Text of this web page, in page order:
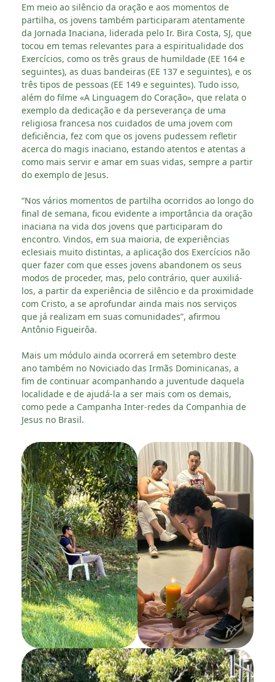
Em meio ao silêncio da oração e aos momentos de
partilha, os jovens também participaram atentamente
da Jornada Inaciana, liderada pelo Ir. Bira Costa, SJ, que
tocou em temas relevantes para a espiritualidade dos
Exercícios, como os três graus de humildade (EE 164 e
seguintes), as duas bandeiras (EE 137 e seguintes), e os
três tipos de pessoas (EE 149 e seguintes). Tudo isso,
além do filme «A Linguagem do Coração», que relata o
exemplo da dedicação e da perseverança de uma
religiosa francesa nos cuidados de uma jovem com
deficiência, fez com que os jovens pudessem refletir
acerca do magis inaciano, estando atentos e atentas a
como mais servir e amar em suas vidas, sempre a partir
do exemplo de Jesus.
“Nos vários momentos de partilha ocorridos ao longo do
final de semana, ficou evidente a importância da oração
inaciana na vida dos jovens que participaram do
encontro. Vindos, em sua maioria, de experiências
eclesiais muito distintas, a aplicação dos Exercícios não
quer fazer com que esses jovens abandonem os seus
modos de proceder, mas, pelo contrário, quer auxiliá-
los, a partir da experiência de silêncio e da proximidade
com Cristo, a se aprofundar ainda mais nos serviços
que já realizam em suas comunidades”, afirmou
Antônio Figueirôa.
Mais um módulo ainda ocorrerá em setembro deste
ano também no Noviciado das Irmãs Dominicanas, a
fim de continuar acompanhando a juventude daquela
localidade e de ajudá-la a ser mais com os demais,
como pede a Campanha Inter-redes da Companhia de
Jesus no Brasil.